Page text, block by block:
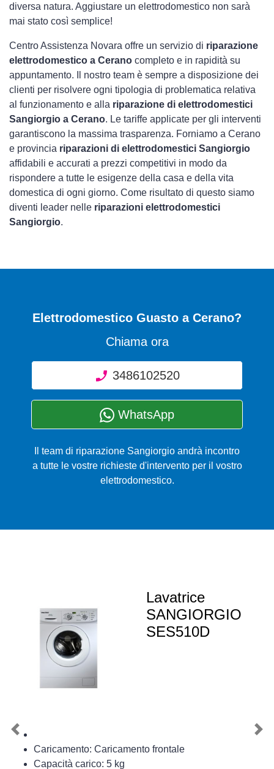
diversa natura. Aggiustare un elettrodomestico non sarà
mai stato così semplice!
Centro Assistenza Novara offre un servizio di riparazione
elettrodomestico a Cerano completo e in rapidità su
appuntamento. Il nostro team è sempre a disposizione dei
clienti per risolvere ogni tipologia di problematica relativa
al funzionamento e alla riparazione di elettrodomestici
Sangiorgio a Cerano. Le tariffe applicate per gli interventi
garantiscono la massima trasparenza. Forniamo a Cerano
e provincia riparazioni di elettrodomestici Sangiorgio
affidabili e accurati a prezzi competitivi in modo da
rispondere a tutte le esigenze della casa e della vita
domestica di ogni giorno. Come risultato di questo siamo
diventi leader nelle riparazioni elettrodomestici
Sangiorgio.
Elettrodomestico Guasto a Cerano?
Chiama ora
3486102520
WhatsApp
Il team di riparazione Sangiorgio andrà incontro
a tutte le vostre richieste d'intervento per il vostro
elettrodomestico.
Lavatrice
SANGIORGIO
SES510D
Caricamento: Caricamento frontale
Capacità carico: 5 kg
Previous